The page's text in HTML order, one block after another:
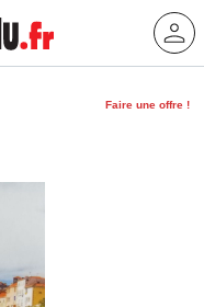
Faire une offre !